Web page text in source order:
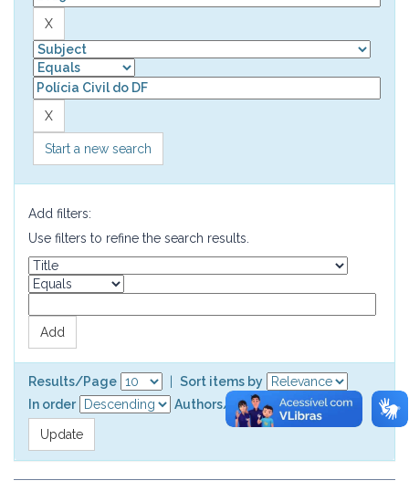
Start a new search
Add filters:
Use filters to refine the search results.
Results/Page
Sort items by
In order
Authors/record